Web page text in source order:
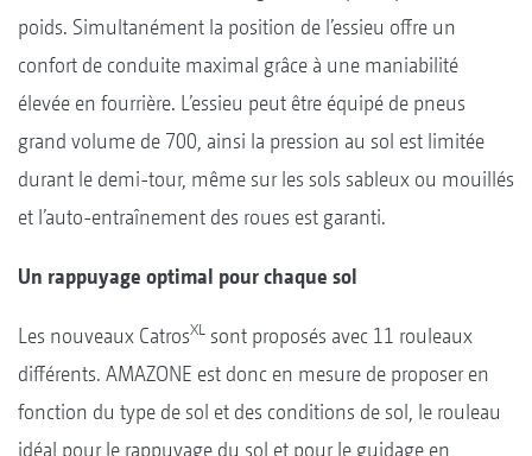
poids. Simultanément la position de l’essieu offre un
confort de conduite maximal grâce à une maniabilité
élevée en fourrière. L’essieu peut être équipé de pneus
grand volume de 700, ainsi la pression au sol est limitée
durant le demi-tour, même sur les sols sableux ou mouillés
et l’auto-entraînement des roues est garanti.
Un rappuyage optimal pour chaque sol
Les nouveaux CatrosXL sont proposés avec 11 rouleaux
différents. AMAZONE est donc en mesure de proposer en
fonction du type de sol et des conditions de sol, le rouleau
idéal pour le rappuyage du sol et pour le guidage en